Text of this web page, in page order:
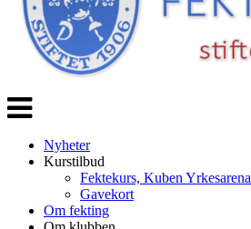
Veksle
navigasjon
Nyheter
Kurstilbud
Fektekurs, Kuben Yrkesarena
Gavekort
Om fekting